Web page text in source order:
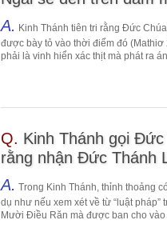
A. Kinh Thánh tiên tri rằng Đức
được bày tỏ vào thời điểm đó (Mathiơ
phải là vinh hiển xác thịt mà phát ra
Q. Kinh Thánh gọi
rằng nhận Đức Thánh
A. Trong Kinh Thánh, thỉnh thoảng
dụ như nếu xem xét về từ “luật
Mười Điều Răn mà được ban cho